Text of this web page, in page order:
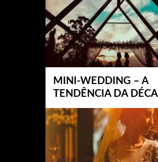
MINI-WEDDING – A
TENDÊNCIA DA